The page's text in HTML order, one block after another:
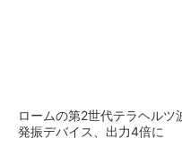
ロームの第2世代テラヘルツ
発振デバイス、出力4倍に